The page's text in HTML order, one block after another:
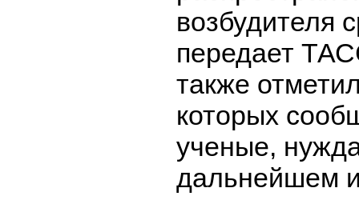
возбудителя
передает
также
которых
ученые,
дальнейшем